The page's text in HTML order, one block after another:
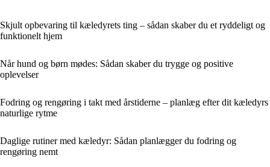
Skjult opbevaring til kæledyrets ting – sådan skaber du et ryddeligt og
funktionelt hjem
Når hund og børn mødes: Sådan skaber du trygge og positive
oplevelser
Fodring og rengøring i takt med årstiderne – planlæg efter dit kæledyrs
naturlige rytme
Daglige rutiner med kæledyr: Sådan planlægger du fodring og
rengøring nemt